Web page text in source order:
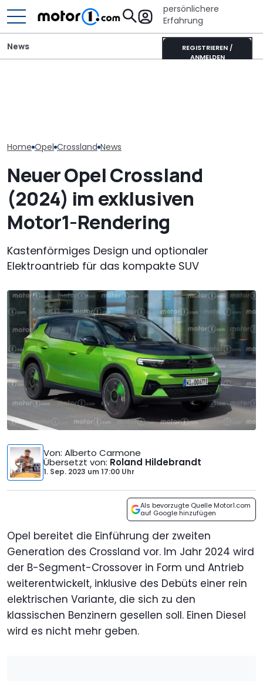
persönlichere
Erfahrung
REGISTRIEREN /
ANMELDEN
News
Home Opel Crossland News
Neuer Opel Crossland
(2024) im exklusiven
Motor1-Rendering
Kastenförmiges Design und optionaler
Elektroantrieb für das kompakte SUV
Von: Alberto Carmone
Übersetzt von: Roland Hildebrandt
1. Sep. 2023 um17:00 Uhr
Als bevorzugte Quelle Motor1.com
auf Google hinzufügen
Opel bereitet die Einführung der zweiten
Generation des Crossland vor. Im Jahr 2024 wird
der B-Segment-Crossover in Form und Antrieb
weiterentwickelt, inklusive des Debüts einer rein
elektrischen Variante, die sich zu den
klassischen Benzinern gesellen soll. Einen Diesel
wird es nicht mehr geben.